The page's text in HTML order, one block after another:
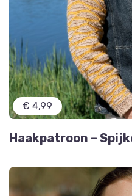
€ 4,99
Haakpatroon –